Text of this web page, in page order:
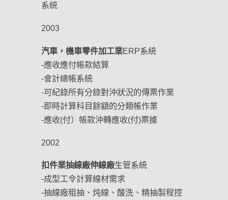
系統
2003
汽車，機車零件加工業ERP系統
-應收應付帳款結算
-會計總帳系統
-可紀錄所有分錄對沖狀況的傳票作業
-即時計算科目餘額的分類帳作業
-應收(付）帳款沖轉應收(付)票據
2002
扣件業抽線廠伸線廠生管系統
-成型工令計算線材需求
-抽線廠粗抽、炖線、酸洗、精抽製程控